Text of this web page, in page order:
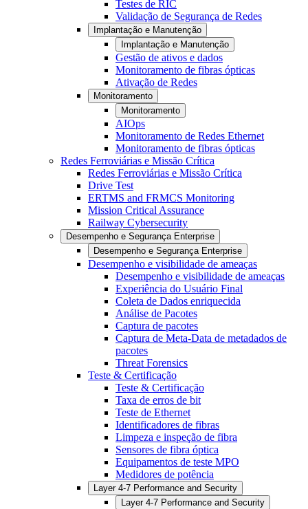
Testes de RIC
Validação de Segurança de Redes
Implantação e Manutenção
Implantação e Manutenção
Gestão de ativos e dados
Monitoramento de fibras ópticas
Ativação de Redes
Monitoramento
Monitoramento
AIOps
Monitoramento de Redes Ethernet
Monitoramento de fibras ópticas
Redes Ferroviárias e Missão Crítica
Redes Ferroviárias e Missão Crítica
Drive Test
ERTMS and FRMCS Monitoring
Mission Critical Assurance
Railway Cybersecurity
Desempenho e Segurança Enterprise
Desempenho e Segurança Enterprise
Desempenho e visibilidade de ameaças
Desempenho e visibilidade de ameaças
Experiência do Usuário Final
Coleta de Dados enriquecida
Análise de Pacotes
Captura de pacotes
Captura de Meta-Data de metadados de
pacotes
Threat Forensics
Teste & Certificação
Teste & Certificação
Taxa de erros de bit
Teste de Ethernet
Identificadores de fibras
Limpeza e inspeção de fibra
Sensores de fibra óptica
Equipamentos de teste MPO
Medidores de potência
Layer 4-7 Performance and Security
Layer 4-7 Performance and Security